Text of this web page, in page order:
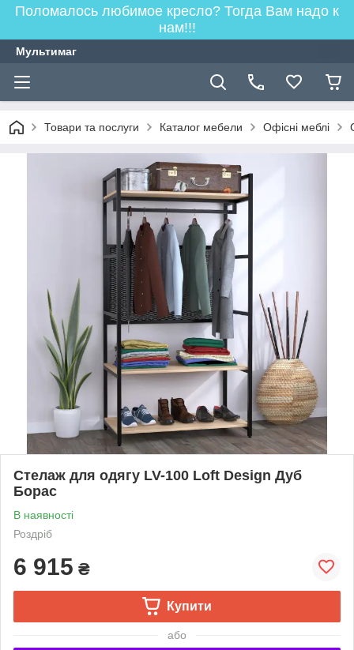
Поломалось любимое кресло? Тогда Вам надо к
нам!!!
Мультимаг
Товари та послуги Каталог мебели Офісні меблі
Стелаж для одягу LV-100 Loft Design Дуб
Борас
В наявності
Роздріб
6 915 ₴
Купити
або